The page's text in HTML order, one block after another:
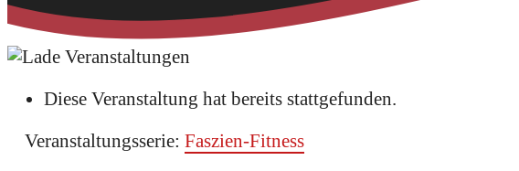
Diese Veranstaltung hat bereits stattgefunden.
Veranstaltungsserie: Faszien-Fitness